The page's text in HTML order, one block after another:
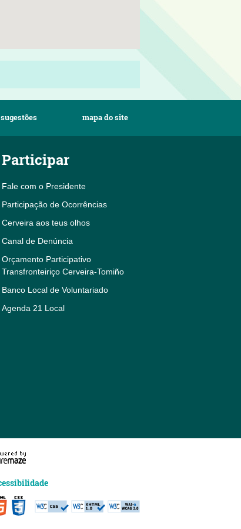
sugestões mapa do site
Participar
Fale com o Presidente
Participação de Ocorrências
Cerveira aos teus olhos
Canal de Denúncia
Orçamento Participativo
Transfronteiriço Cerveira-Tomiño
Banco Local de Voluntariado
Agenda 21 Local